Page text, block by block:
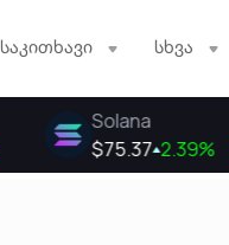
საკითხავი სხვა